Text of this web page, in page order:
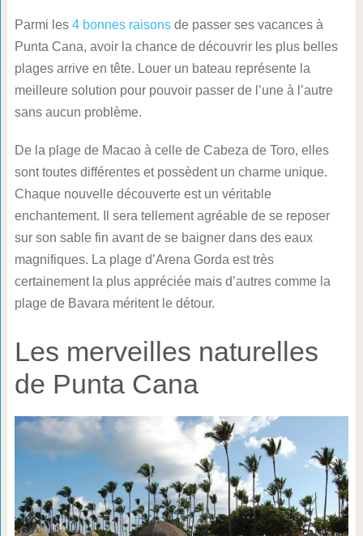
Parmi les 4 bonnes raisonsde passer ses vacances à
Punta Cana, avoir la chance de découvrir les plus belles
plages arrive en tête. Louer un bateau représente la
meilleure solution pour pouvoir passer de l’une à l’autre
sans aucun problème.
De la plage de Macao à celle de Cabeza de Toro, elles
sont toutes différentes et possèdent un charme unique.
Chaque nouvelle découverte est un véritable
enchantement. Il sera tellement agréable de se reposer
sur son sable fin avant de se baigner dans des eaux
magnifiques. La plage d’Arena Gorda est très
certainement la plus appréciée mais d’autres comme la
plage de Bavara méritent le détour.
Les merveilles naturelles
de Punta Cana